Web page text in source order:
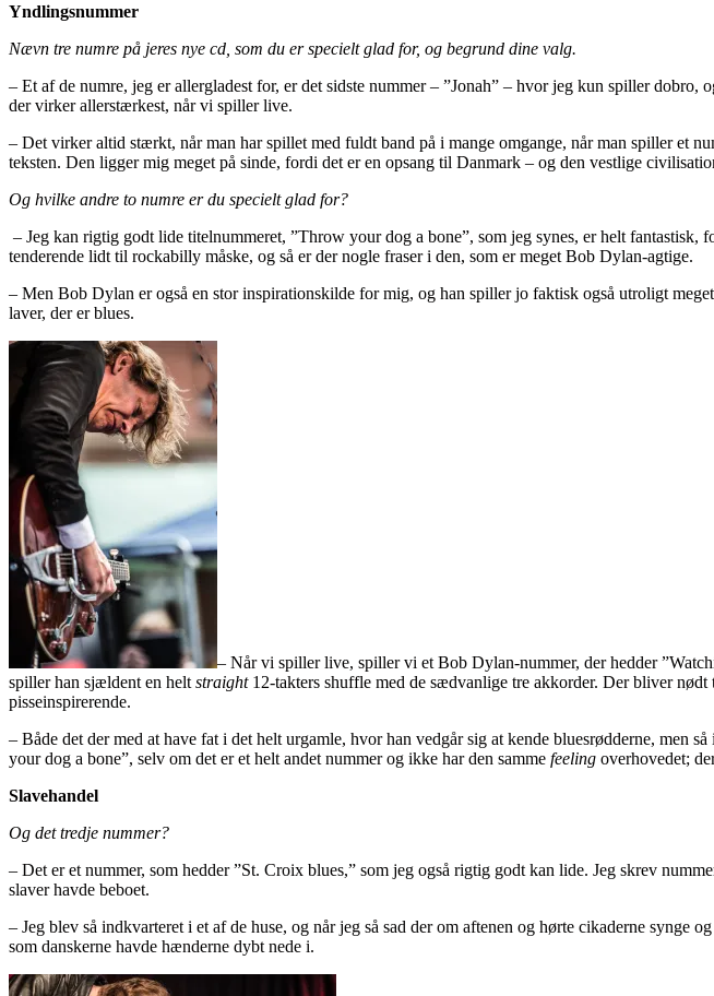
Yndlingsnummer
Nævn tre numre på jeres nye cd, som du er specielt glad for, og begrund dine valg.
– Et af de numre, jeg er allergladest for, er det sidste nummer – ”Jonah” – hvor jeg kun spiller
der virker allerstærkest, når vi spiller live.
– Det virker altid stærkt, når man har spillet med fuldt band på i mange omgange, når man spiller et
teksten. Den ligger mig meget på sinde, fordi det er en opsang til Danmark – og den vestlige
Og hvilke andre to numre er du specielt glad for?
– Jeg kan rigtig godt lide titelnummeret, ”Throw your dog a bone”, som jeg synes, er helt
tenderende lidt til rockabilly måske, og så er der nogle fraser i den, som er meget Bob Dylan-agtige.
– Men Bob Dylan er også en stor inspirationskilde for mig, og han spiller jo faktisk også utroligt
laver, der er blues.
– Når vi spiller live, spiller vi et Bob Dylan-nummer, der hedder
spiller han sjældent en helt straight12-takters shuffle med de sædvanlige tre akkorder. Der bliver
pisseinspirerende.
– Både det der med at have fat i det helt urgamle, hvor han vedgår sig at kende bluesrødderne, men
your dog a bone”, selv om det er et helt andet nummer og ikke har den samme feeling overhovedet;
Slavehandel
Og det tredje nummer?
– Det er et nummer, som hedder ”St. Croix blues,” som jeg også rigtig godt kan lide. Jeg skrev
slaver havde beboet.
– Jeg blev så indkvarteret i et af de huse, og når jeg så sad der om aftenen og hørte cikaderne
som danskerne havde hænderne dybt nede i.